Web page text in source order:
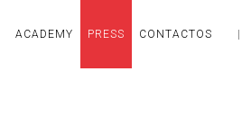
ACADEMY PRESS CONTACTOS